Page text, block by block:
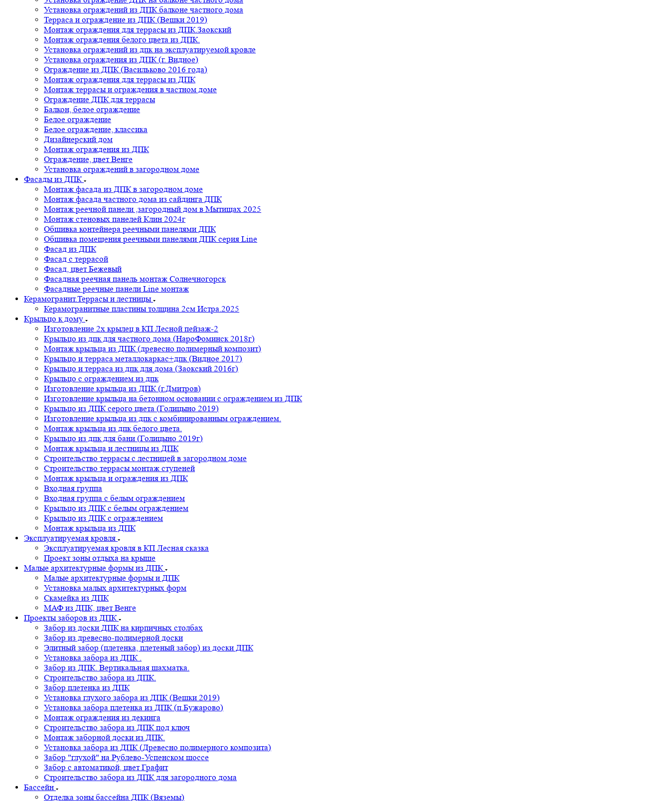
Установка ограждений из ДПК балконе частного дома
Терраса и ограждение из ДПК (Вешки 2019)
Монтаж ограждения для террасы из ДПК.Заокский
Монтаж ограждения белого цвета из ДПК.
Установка ограждений из дпк на эксплуатируемой кровле
Установка ограждения из ДПК (г. Видное)
Ограждение из ДПК (Васильково 2016 года)
Монтаж ограждения для террасы из ДПК
Монтаж террасы и ограждения в частном доме
Ограждение ДПК для террасы
Балкон, белое ограждение
Белое ограждение
Белое ограждение, классика
Дизайнерский дом
Монтаж ограждения из ДПК
Ограждение, цвет Венге
Установка ограждений в загородном доме
Фасады из ДПК
Монтаж фасада из ДПК в загородном доме
Монтаж фасада частного дома из сайдинга ДПК
Монтаж реечной панели ,загородный дом в Мытищах 2025
Монтаж стеновых панелей Клин 2024г
Обшивка контейнера реечными панелями ДПК
Обшивка помещения реечными панелями ДПК серия Line
Фасад из ДПК
Фасад с террасой
Фасад, цвет Бежевый
Фасадная реечная панель монтаж Солнечногорск
Фасадные реечные панели Line монтаж
Керамогранит.Террасы и лестницы
Керамогранитные пластины толщина 2см Истра.2025
Крыльцо к дому
Изготовление 2х крылец в КП Лесной пейзаж-2
Крыльцо из дпк для частного дома (НароФоминск 2018г)
Монтаж крыльца из ДПК (древесно полимерный композит)
Крыльцо и терраса металлокаркас+дпк (Видное 2017)
Крыльцо и терраса из дпк для дома (Заокский 2016г)
Крыльцо с ограждением из дпк
Изготовление крыльца из ДПК (г.Дмитров)
Изготовление крыльца на бетонном основании с ограждением из ДПК
Крыльцо из ДПК серого цвета (Голицыно 2019)
Изготовление крыльца из дпк с комбинированным ограждением.
Монтаж крыльца из дпк белого цвета.
Крыльцо из дпк для бани (Голицыно 2019г)
Монтаж крыльца и лестницы из ДПК
Строительство террасы с лестницей в загородном доме
Строительство террасы монтаж ступеней
Монтаж крыльца и ограждения из ДПК
Входная группа
Входная группа с белым ограждением
Крыльцо из ДПК с белым ограждением
Крыльцо из ДПК с ограждением
Монтаж крыльца из ДПК
Эксплуатируемая кровля
Эксплуатируемая кровля в КП Лесная сказка
Проект зоны отдыха на крыше
Малые архитектурные формы из ДПК
Малые архитектурные формы и ДПК
Установка малых архитектурных форм
Скамейка из ДПК
МАФ из ДПК, цвет Венге
Проекты заборов из ДПК
Забор из доски ДПК на кирпичных столбах
Забор из древесно-полимерной доски
Элитный забор (плетенка, плетеный забор) из доски ДПК
Установка забора из ДПК .
Забор из ДПК. Вертикальная шахматка.
Строительство забора из ДПК.
Забор плетенка из ДПК
Установка глухого забора из ДПК (Вешки 2019)
Установка забора плетенка из ДПК (п.Бужарово)
Монтаж ограждения из декинга
Строительство забора из ДПК под ключ
Монтаж заборной доски из ДПК.
Установка забора из ДПК (Древесно полимерного композита)
Забор "глухой" на Рублево-Успенском шоссе
Забор с автоматикой, цвет Графит
Строительство забора из ДПК для загородного дома
Бассейн
Отделка зоны бассейна ДПК (Вяземы)